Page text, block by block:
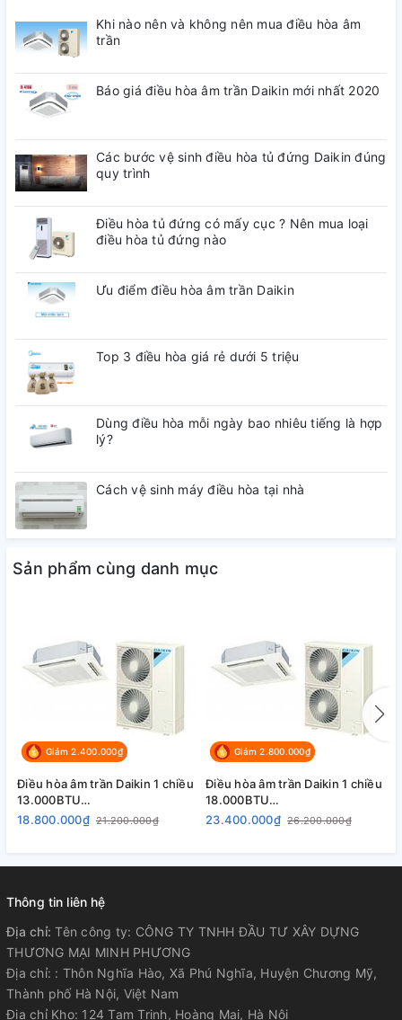
Khi nào nên và không nên mua điều hòa âm
trần
Báo giá điều hòa âm trần Daikin mới nhất 2020
Các bước vệ sinh điều hòa tủ đứng Daikin đúng
quy trình
Điều hòa tủ đứng có mấy cục ? Nên mua loại
điều hòa tủ đứng nào
Ưu điểm điều hòa âm trần Daikin
Top 3 điều hòa giá rẻ dưới 5 triệu
Dùng điều hòa mỗi ngày bao nhiêu tiếng là hợp
lý?
Cách vệ sinh máy điều hòa tại nhà
Sản phẩm cùng danh mục
Giảm 2.400.000₫
Điều hòa âm trần Daikin 1 chiều
13.000BTU
FCNQ13MV1/RNQ13MV1
18.800.000₫ 21.200.000₫
Giảm 2.800.000₫
Điều hòa âm trần Daikin 1 chiều
18.000BTU
FCNQ18MV1/RNQ18MV19
23.400.000₫ 26.200.000₫
Thông tin liên hệ
Địa chỉ:Tên công ty: CÔNG TY TNHH ĐẦU TƯ XÂY DỰNG
THƯƠNG MẠI MINH PHƯƠNG
Địa chỉ: : Thôn Nghĩa Hào, Xã Phú Nghĩa, Huyện Chương Mỹ,
Thành phố Hà Nội, Việt Nam
Địa chỉ Kho: 124 Tam Trinh, Hoàng Mai, Hà Nội